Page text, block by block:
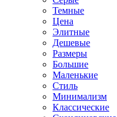
Темные
Цена
Элитные
Дешевые
Размеры
Большие
Маленькие
Стиль
Минимализм
Классические